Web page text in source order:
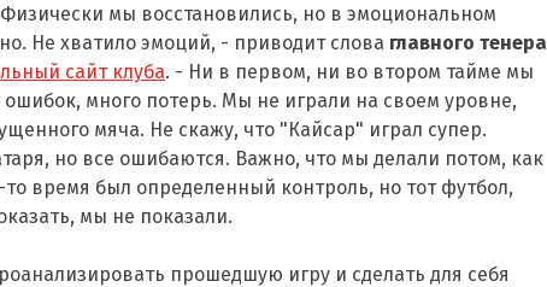
мы восстановились, но в эмоциональном
Не хватило эмоций, - приводит слова главного тенера
сайт клуба. - Ни в первом, ни во втором тайме мы
много потерь. Мы не играли на своем уровне,
мяча. Не скажу, что "Кайсар" играл супер.
но все ошибаются. Важно, что мы делали потом, как
время был определенный контроль, но тот футбол,
мы не показали.
прошедшую игру и сделать для себя